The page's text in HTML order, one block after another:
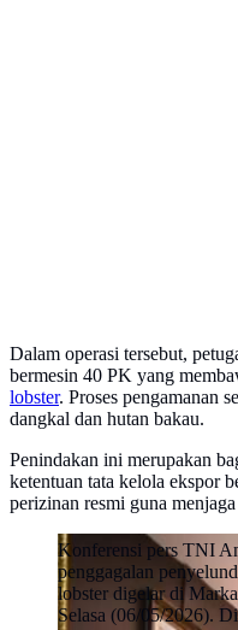
Dalam operasi tersebut,
bermesin 40 PK yang
lobster. Proses pengamanan
dangkal dan hutan bakau.
Penindakan ini merupakan
ketentuan tata kelola ekspor
perizinan resmi guna
Konferensi pers TNI
penggagalan
lobster digelar di
Selasa (06/05/2026).